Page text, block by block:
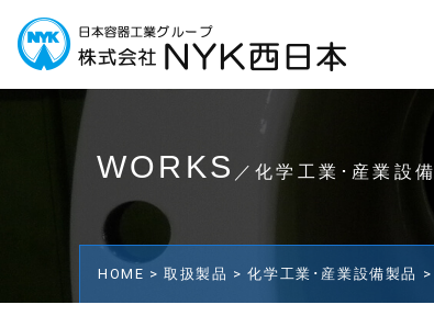
WORKS ／化学工業･産業設
HOME >取扱製品 >化学工業･産業設備製品 >